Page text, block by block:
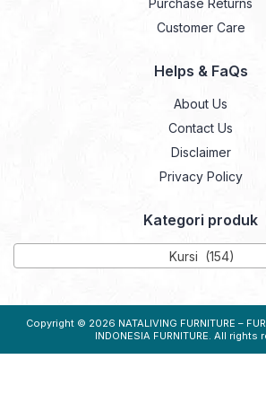
Purchase Returns
Customer Care
Helps & FaQs
About Us
Contact Us
Disclaimer
Privacy Policy
Kategori produk
Kursi (154)
Copyright © 2026 NATALIVING FURNITURE –
INDONESIA FURNITURE. All rights